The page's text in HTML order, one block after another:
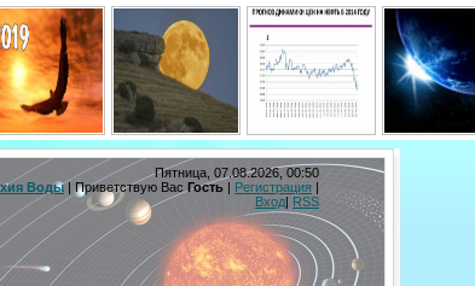
Пятница, 07.08.2026, 00:50
Воды| Приветствую Вас Гость | Регистрация |
Вход| RSS